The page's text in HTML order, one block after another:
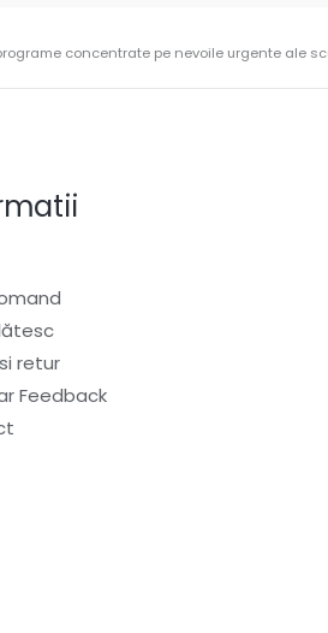
concentrate pe nevoile urgente ale
retur
Feedback